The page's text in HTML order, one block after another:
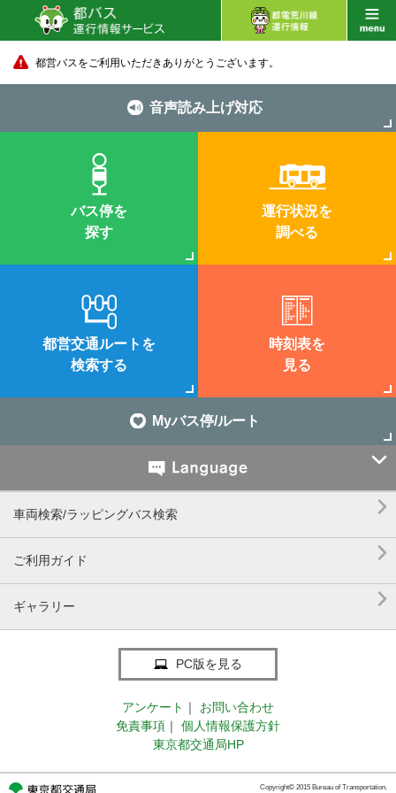
都営バスをご利用いただきありがとうございます。
音声読み上げ対応
バス停を
探す
運行状況を
調べる
都営交通ルートを
検索する
時刻表を
見る
Myバス停/ルート

車両検索/ラッピングバス検索 
ご利用ガイド 
ギャラリー 
PC版を見る
アンケート ｜
お問い合わせ
免責事項 ｜
個人情報保護方針
東京都交通局HP
Copyright© 2015 Bureau of Transportation.